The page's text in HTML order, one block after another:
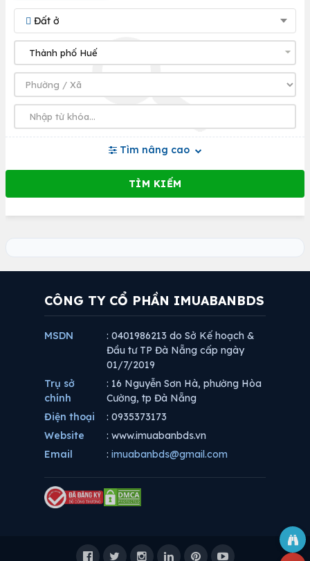
Đất ở
Tìm nâng cao
CÔNG TY CỔ PHẦN IMUABANBDS
MSDN
: 0401986213 do Sở Kế hoạch &
Đầu tư TP Đà Nẵng cấp ngày
01/7/2019
Trụ sở
chính
: 16 Nguyễn Sơn Hà, phường Hòa
Cường, tp Đà Nẵng
Điện thoại
: 0935373173
Website
: www.imuabanbds.vn
Email
: imuabanbds@gmail.com